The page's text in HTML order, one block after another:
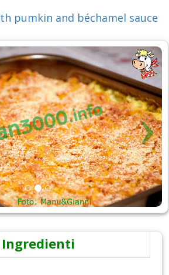
pumkin and béchamel sauce
Ingredienti